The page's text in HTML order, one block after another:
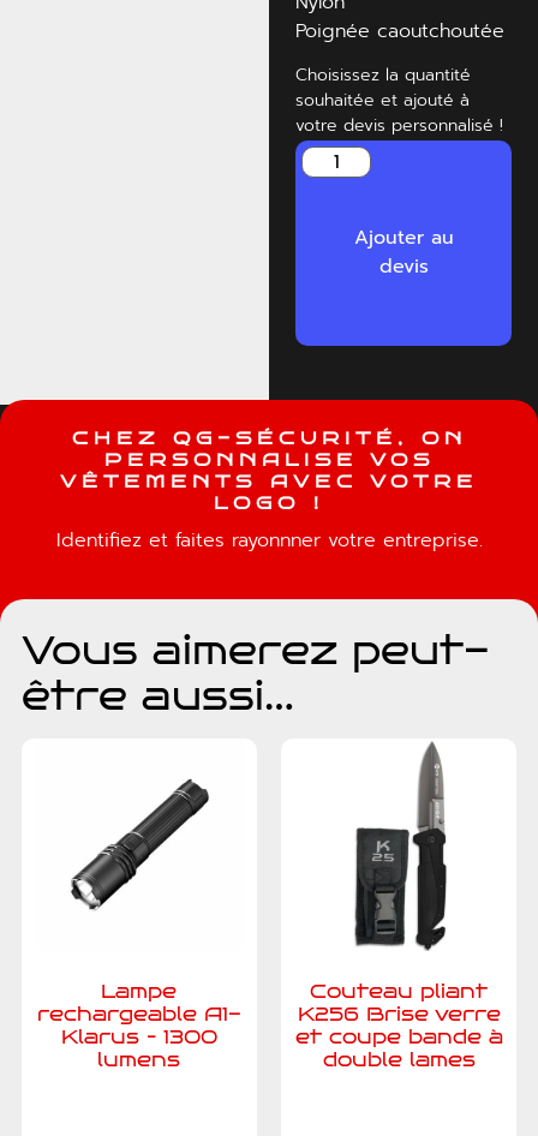
Poignée caoutchoutée
Choisissez la quantité
souhaitée et ajouté à
votre devis personnalisé !
Ajouter au
devis
C H E Z Q G - S É C U R I T É , O N
P E R S O N N A L I S E VO S
V Ê T E M E N T S A V E C VO T R E
L O G O !
Identifiez et faites rayonnner votre entreprise.
Vous aimerez peut-
être aussi…
Lampe
rechargeable A1-
Klarus – 1300
lumens
Couteau pliant
K256 Brise verre
et coupe bande à
double lames